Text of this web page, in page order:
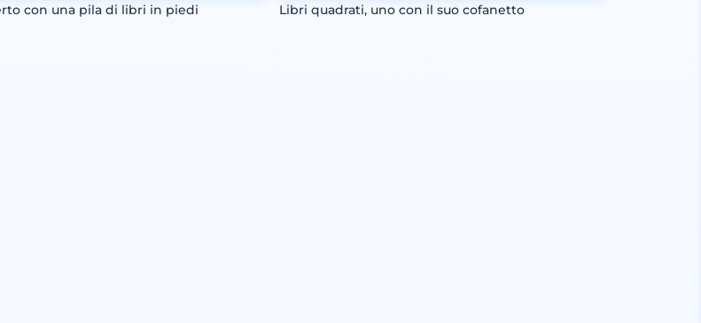
con una pila di libri in piedi Libri quadrati, uno con il suo cofanetto